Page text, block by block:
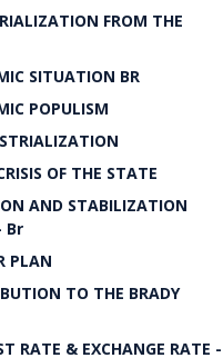
FROM THE
SITUATION BR
POPULISM
OF THE STATE
AND STABILIZATION
Br
PLAN
TO THE BRADY
RATE & EXCHANGE RATE -